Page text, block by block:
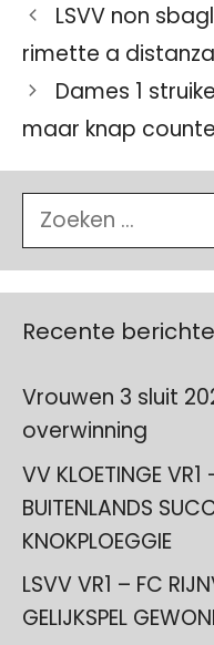
LSVV non
rimette a
Dames 1
maar knap
Zoek
naar:
Recente
Vrouwen 3 sluit
overwinning
VV KLOETINGE VR1
BUITENLANDS
KNOKPLOEGGIE
LSVV VR1 – FC
GELIJKSPEL